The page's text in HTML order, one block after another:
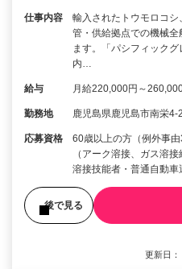
仕事内容
輸入されたトウモロコ
管・供給拠点での機械
ます。「パシフィック
内…
給与 月給220,000円～
勤務地 鹿児島県鹿児島市南栄4-
応募資格
60歳以上の方（例外事
（アーク溶接、ガス溶
溶接技能者・普通自動車
後で見る
更新日